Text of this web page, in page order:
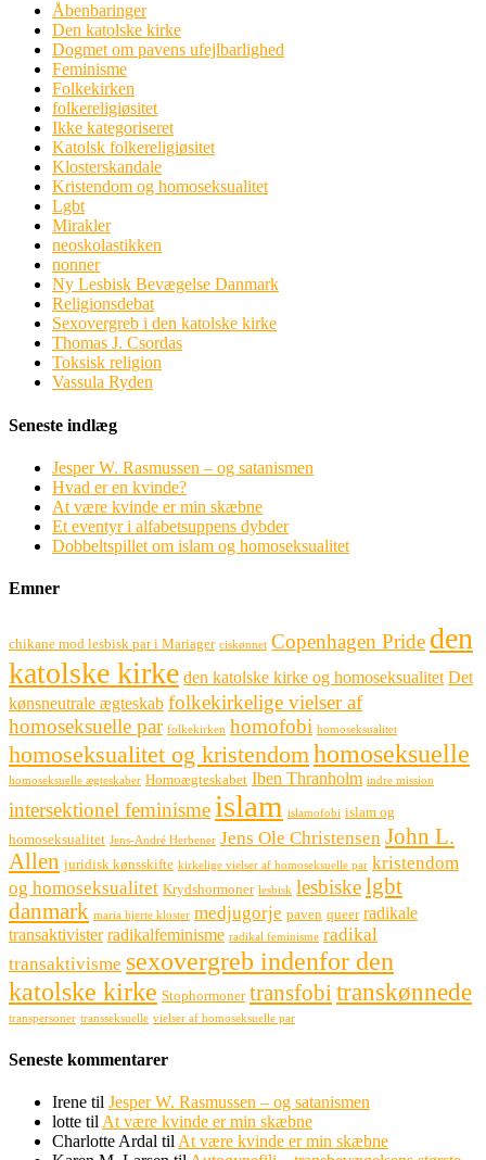
Åbenbaringer
Den katolske kirke
Dogmet om pavens ufejlbarlighed
Feminisme
Folkekirken
folkereligiøsitet
Ikke kategoriseret
Katolsk folkereligiøsitet
Klosterskandale
Kristendom og homoseksualitet
Lgbt
Mirakler
neoskolastikken
nonner
Ny Lesbisk Bevægelse Danmark
Religionsdebat
Sexovergreb i den katolske kirke
Thomas J. Csordas
Toksisk religion
Vassula Ryden
Seneste indlæg
Jesper W. Rasmussen – og satanismen
Hvad er en kvinde?
At være kvinde er min skæbne
Et eventyr i alfabetsuppens dybder
Dobbeltspillet om islam og homoseksualitet
Emner
chikane mod lesbisk par i Mariager ciskønnet Copenhagen Pride den
katolske kirke den katolske kirke og homoseksualitet Det
kønsneutrale ægteskab folkekirkelige vielser af
homoseksuelle par folkekirken homofobi homoseksualitet
homoseksualitet og kristendomhomoseksuelle
homoseksuelle ægteskaber Homoægteskabet Iben Thranholm indre mission
intersektionel feminisme islam islamofobi islam og
homoseksualitet Jens-André Herbener Jens Ole Christensen John L.
Allen juridisk kønsskifte kirkelige vielser af homoseksuelle par kristendom
og homoseksualitet Krydshormoner lesbisk lesbiskelgbt
danmark maria hjerte kloster medjugorje paven queer radikale
transaktivister radikalfeminisme radikal feminisme radikal
transaktivisme sexovergreb indenfor den
katolske kirke Stophormoner transfobi transkønnede
transpersoner transseksuelle vielser af homoseksuelle par
Seneste kommentarer
Irene til Jesper W. Rasmussen – og satanismen
lotte til At være kvinde er min skæbne
Charlotte Ardal til At være kvinde er min skæbne